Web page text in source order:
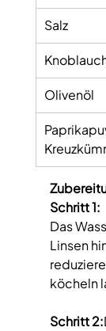
Salz
Olivenöl
Schritt 1:
Das
Linsen
köcheln
Schritt 2: